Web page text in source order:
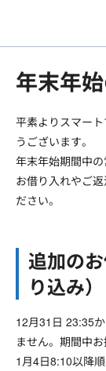
年末年
平素よりスマー
うございます。
年末年始期間中の
お借り入れやご
ださい。
追加の
り込み）
12月31日 23:35
ません。期間中
1月4日8:10以降